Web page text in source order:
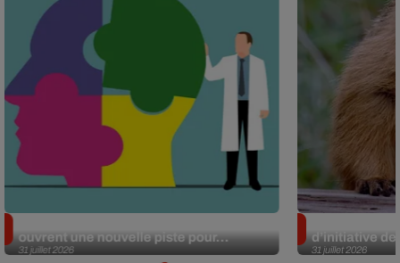
31 juillet 2026
ouvrent une nouvelle piste pour...
31 juillet 2026
d’initiative